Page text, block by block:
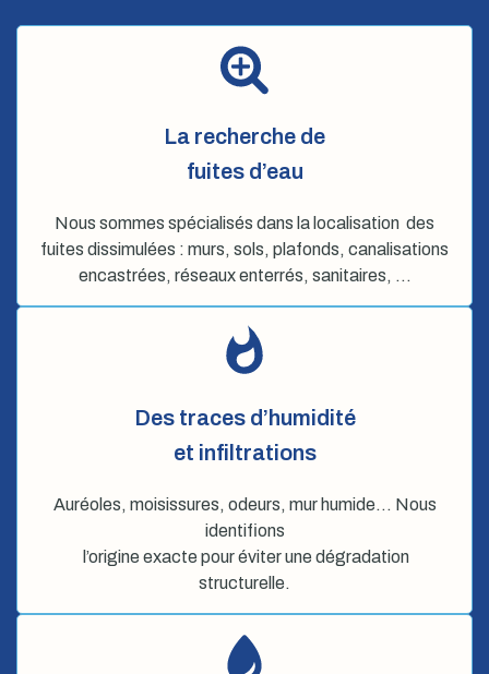
La recherche de
fuites d’eau
Nous sommes spécialisés dans la localisation des
fuites dissimulées : murs, sols, plafonds, canalisations
encastrées, réseaux enterrés, sanitaires, …
Des traces d’humidité
et infiltrations
Auréoles, moisissures, odeurs, mur humide… Nous
identifions
l’origine exacte pour éviter une dégradation
structurelle.